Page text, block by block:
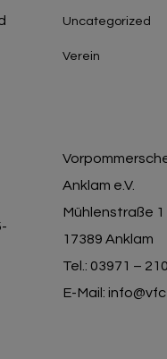
Uncategorized
Verein
Anklam e.V.
Mühlenstraße 1
17389 Anklam
Tel.: 03971 –
E-Mail: